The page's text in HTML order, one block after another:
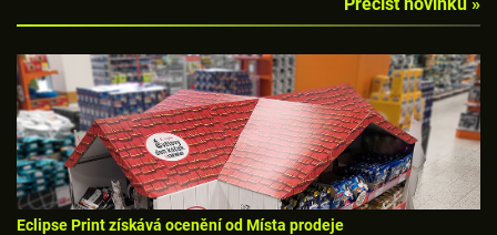
Eclipse Print získává ocenění od Místa prodeje